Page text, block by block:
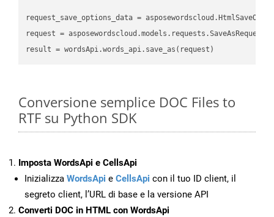
request_save_options_data =
request
result
Conversione semplice DOC Files to
RTF su Python SDK
Imposta WordsApi e CellsApi
Inizializza WordsApi e CellsApi con il tuo ID client, il
segreto client, l’URL di base e la versione API
Converti DOC in HTML con WordsApi